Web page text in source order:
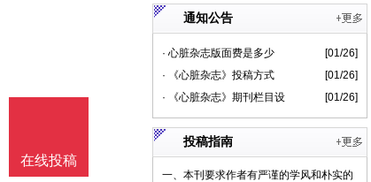
通知公告
· 心脏杂志版面费是多少
[01/26]
· 《心脏杂志》投稿方式
[01/26]
· 《心脏杂志》期刊栏目设
[01/26]
投稿指南
一、本刊要求作者有严谨的学风和朴实的
在线投稿